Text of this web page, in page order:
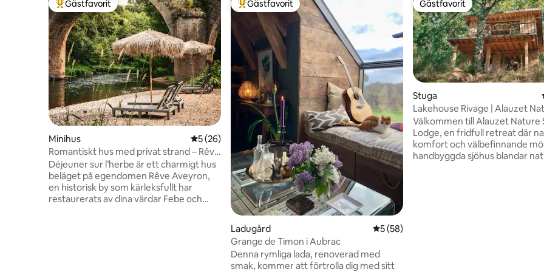
Populär gästfavorit
Gästfavorit
Minihus 5 av 5 i genomsnittligt betyg, 26 omdömen
5 (26)
Romantiskt hus med privat strand – Rêve
Aveyron
Déjeuner sur l’herbe är ett charmigt hus
beläget på egendomen Rêve Aveyron,
en historisk by som kärleksfullt har
restaurerats av dina värdar Febe och
Populär gästfavorit
Gästfavorit
Ladugård 5 av 5 i genomsnittligt betyg, 58
5 (58)
Grange de Timon i Aubrac
Denna rymliga lada, renoverad med
smak, kommer att förtrolla dig med sitt
Gästfavorit
Gästfavorit
Stuga
Lakehouse Rivage | Alauzet
Lodge & Spa
Välkommen till Alauzet Nature
Lodge, en fridfull retreat där
komfort och välbefinnande
handbyggda sjöhus blandar